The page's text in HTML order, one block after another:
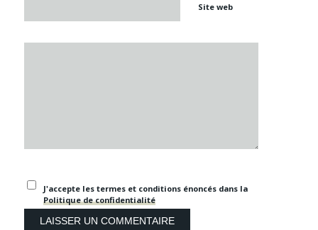
Site web
J'accepte les termes et conditions énoncés dans la
Politique de confidentialité